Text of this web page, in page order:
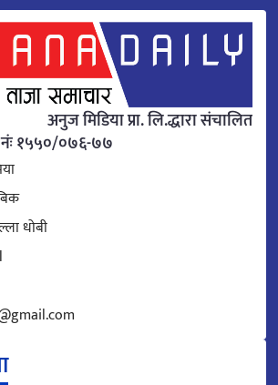
अनुज मिडिया प्रा. लि.द्धारा संचालित
नंः १५५०/०७६-७७
धोबी